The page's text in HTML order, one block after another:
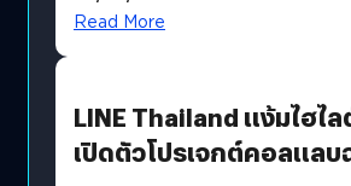
Read More
LINE Thailand แง้มไฮไ
เปิดตัวโปรเจกต์คอลแลบ